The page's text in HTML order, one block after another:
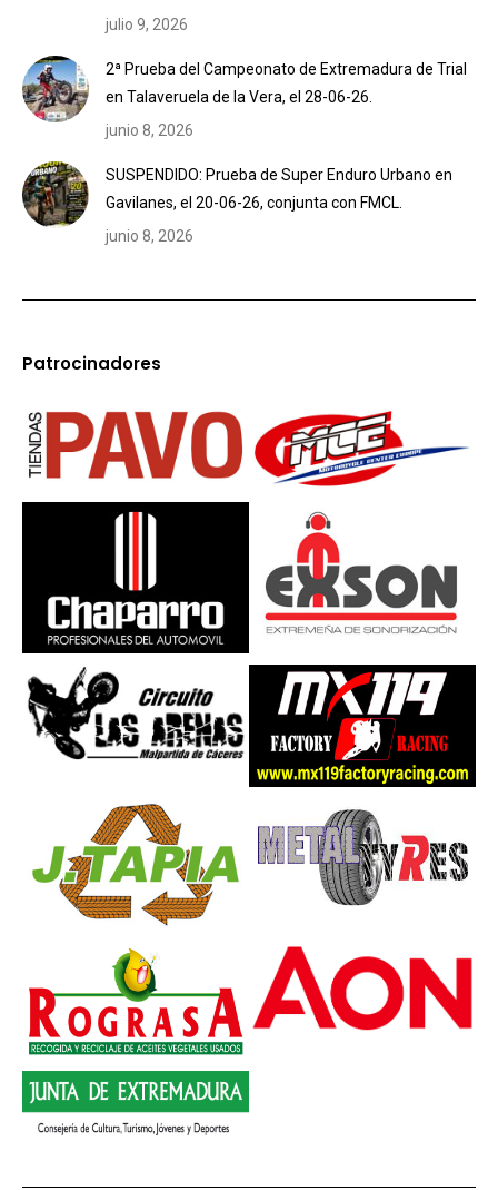
julio 9, 2026
2ª Prueba del Campeonato de Extremadura de Trial
en Talaveruela de la Vera, el 28-06-26.
junio 8, 2026
SUSPENDIDO: Prueba de Super Enduro Urbano en
Gavilanes, el 20-06-26, conjunta con FMCL.
junio 8, 2026
Patrocinadores